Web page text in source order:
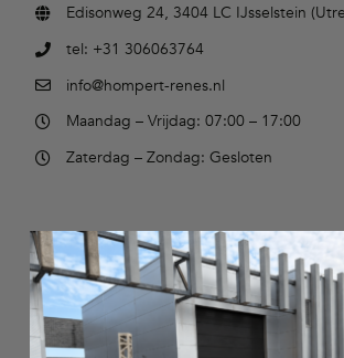
Edisonweg 24, 3404 LC IJsselstein
tel: +31 306063764
info@hompert-renes.nl
Maandag – Vrijdag: 07:00 – 17:00
Zaterdag – Zondag: Gesloten